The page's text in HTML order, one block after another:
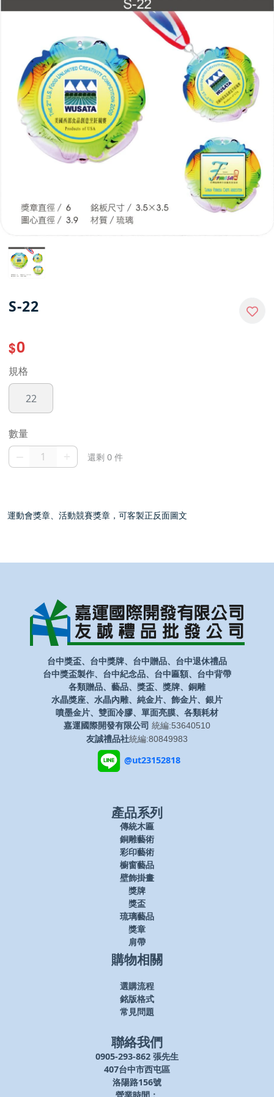
S-22
$0
規格
22
數量
還剩 0 件
運動會獎章、活動競賽獎章，可客製正反面圖文
台中獎盃、台中獎牌、台中贈品、台中退休禮品
台中獎盃製作、台中紀念品、台中匾額、台中背帶
各類贈品、藝品、獎盃、獎牌、銅雕
水晶獎座、水晶內雕、純金片、飾金片、銀片
噴墨金片、雙面冷膠、單面亮膜、各類耗材
嘉運國際開發有限公司 統編:53640510
友誠禮品社統編:80849983
@ut23152818
產品系列
傳統木匾
銅雕藝術
彩印藝術
櫥窗藝品
壁飾掛畫
獎牌
獎盃
琉璃藝品
獎章
肩帶
購物相關
選購流程
銘版格式
常見問題
聯絡我們
0905-293-862 張先生
407台中市西屯區
洛陽路156號
營業時間：